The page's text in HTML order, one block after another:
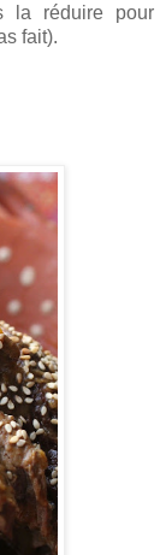
la réduire pour
fait).